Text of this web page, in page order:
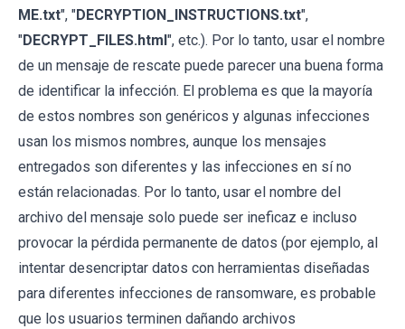
ME.txt", "DECRYPTION_INSTRUCTIONS.txt",
"DECRYPT_FILES.html ", etc.). Por lo tanto, usar el nombre
de un mensaje de rescate puede parecer una buena forma
de identificar la infección. El problema es que la mayoría
de estos nombres son genéricos y algunas infecciones
usan los mismos nombres, aunque los mensajes
entregados son diferentes y las infecciones en sí no
están relacionadas. Por lo tanto, usar el nombre del
archivo del mensaje solo puede ser ineficaz e incluso
provocar la pérdida permanente de datos (por ejemplo, al
intentar desencriptar datos con herramientas diseñadas
para diferentes infecciones de ransomware, es probable
que los usuarios terminen dañando archivos